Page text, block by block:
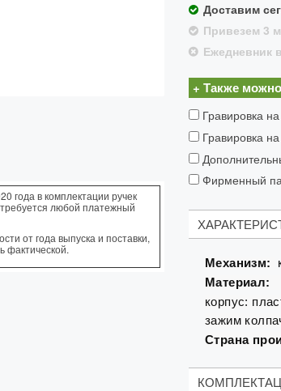
года в комплектации ручек
любой платежный
от года выпуска и поставки,
фактической.
Доставим
Привезем 3
Ежедневник
+ Также
Гравировка
Гравировка
Фирменный
Механизм:
Материал:
корпус:
зажим
Страна